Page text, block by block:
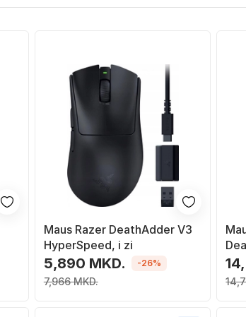
Maus Razer DeathAdder V3
HyperSpeed, i zi
5,890 MKD.
7,966 MKD.
-26%